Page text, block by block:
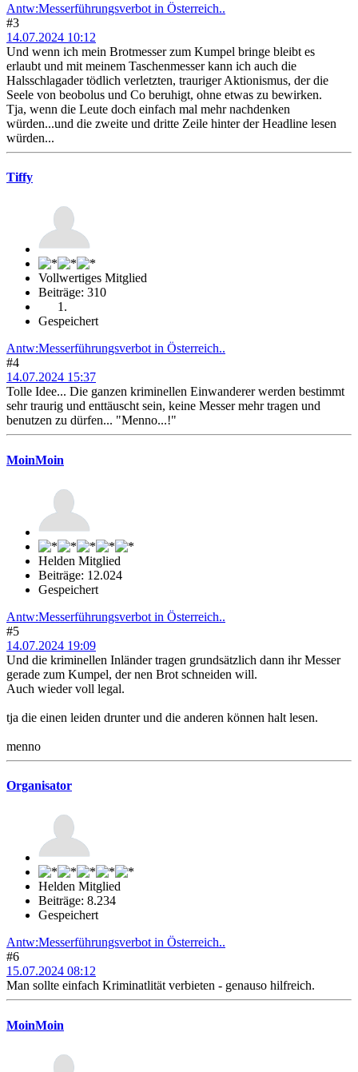
Antw:Messerführungsverbot in Österreich..
#3
14.07.2024 10:12
Und wenn ich mein Brotmesser zum Kumpel bringe bleibt es
erlaubt und mit meinem Taschenmesser kann ich auch die
Halsschlagader tödlich verletzten, trauriger Aktionismus, der die
Seele von beobolus und Co beruhigt, ohne etwas zu bewirken.
Tja, wenn die Leute doch einfach mal mehr nachdenken
würden...und die zweite und dritte Zeile hinter der Headline lesen
würden...
Tiffy
Vollwertiges Mitglied
Beiträge: 310
Gespeichert
Antw:Messerführungsverbot in Österreich..
#4
14.07.2024 15:37
Tolle Idee... Die ganzen kriminellen Einwanderer werden bestimmt
sehr traurig und enttäuscht sein, keine Messer mehr tragen und
benutzen zu dürfen... "Menno...!"
MoinMoin
Helden Mitglied
Beiträge: 12.024
Gespeichert
Antw:Messerführungsverbot in Österreich..
#5
14.07.2024 19:09
Und die kriminellen Inländer tragen grundsätzlich dann ihr Messer
gerade zum Kumpel, der nen Brot schneiden will.
Auch wieder voll legal.
tja die einen leiden drunter und die anderen können halt lesen.
menno
Organisator
Helden Mitglied
Beiträge: 8.234
Gespeichert
Antw:Messerführungsverbot in Österreich..
#6
15.07.2024 08:12
Man sollte einfach Kriminatlität verbieten - genauso hilfreich.
MoinMoin